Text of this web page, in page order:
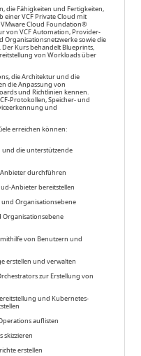
die Fähigkeiten und Fertigkeiten,
einer VCF Private Cloud mit
Cloud Foundation®
von VCF Automation, Provider-
sowie die
Kurs behandelt Blueprints,
von Workloads über
die Architektur und die
die Anpassung von
und Richtlinien kennen.
Protokollen, Speicher- und
und
erreichen können:
die unterstützende
durchführen
Anbieter bereitstellen
Organisationsebene
von Benutzern und
erstellen und verwalten
zur Erstellung von
und Kubernetes-
auflisten
skizzieren
erstellen